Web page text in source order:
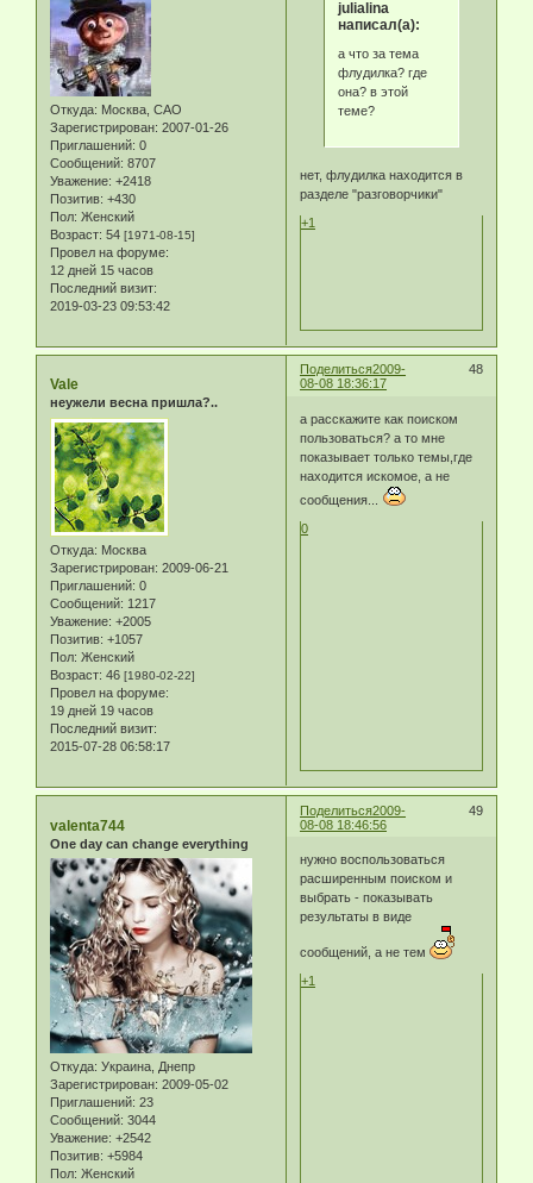
Откуда: Москва, САО
Зарегистрирован: 2007-01-26
Приглашений: 0
Сообщений: 8707
Уважение: +2418
Позитив: +430
Пол: Женский
Возраст: 54 [1971-08-15]
Провел на форуме:
12 дней 15 часов
Последний визит:
2019-03-23 09:53:42
julialina
написал(а):
а что за тема
флудилка? где
она? в этой
теме?
нет, флудилка находится в
разделе "разговорчики"
+1
Поделиться 48
2009-
08-08 18:36:17
Vale
неужели весна пришла?..
Откуда: Москва
Зарегистрирован: 2009-06-21
Приглашений: 0
Сообщений: 1217
Уважение: +2005
Позитив: +1057
Пол: Женский
Возраст: 46 [1980-02-22]
Провел на форуме:
19 дней 19 часов
Последний визит:
2015-07-28 06:58:17
а расскажите как поиском
пользоваться? а то мне
показывает только темы,где
находится искомое, а не
сообщения...
0
Поделиться 49
2009-
08-08 18:46:56
valenta744
One day can change everything
Откуда: Украина, Днепр
Зарегистрирован: 2009-05-02
Приглашений: 23
Сообщений: 3044
Уважение: +2542
Позитив: +5984
Пол: Женский
нужно воспользоваться
расширенным поиском и
выбрать - показывать
результаты в виде
сообщений, а не тем
+1